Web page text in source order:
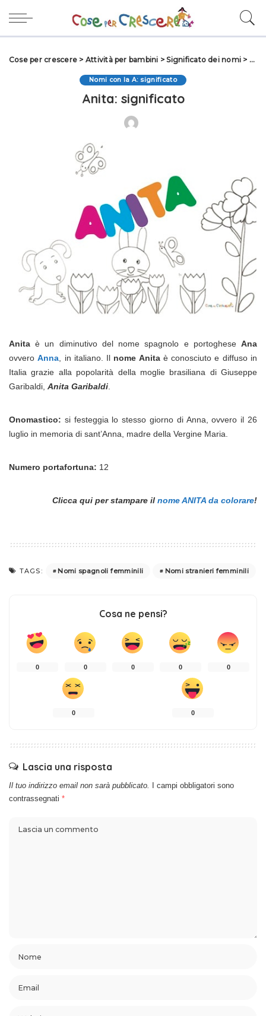
Cose per crescere > Attività per bambini >Significato dei nomi >
Nomi con la A: significato
Anita: significato
Anita è un diminutivo del nome spagnolo e portoghese Ana
ovveroAnna, in italiano. Il nome Anitaè conosciuto e diffuso in
Italia grazie alla popolarità della moglie brasiliana di Giuseppe
Garibaldi, Anita Garibaldi.
Onomastico: si festeggia lo stesso giorno di Anna, ovvero il 26
luglio in memoria di sant’Anna, madre della Vergine Maria.
Numero portafortuna: 12
Clicca qui per stampare il nome ANITA da colorare!
TAGS: Nomi spagnoli femminili Nomi stranieri femminili
Cosa ne pensi?
0 0 0 0 0
0 0
Lascia una risposta
Il tuo indirizzo email non sarà pubblicato.
I campi obbligatori sono
contrassegnati *